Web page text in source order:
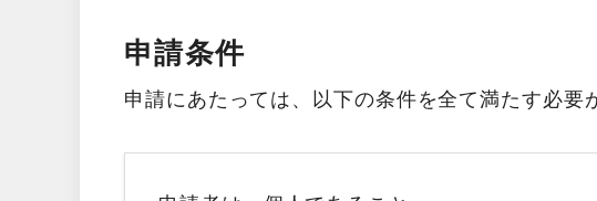
申請条件
申請にあたっては、以下の条件を全て満たす必要